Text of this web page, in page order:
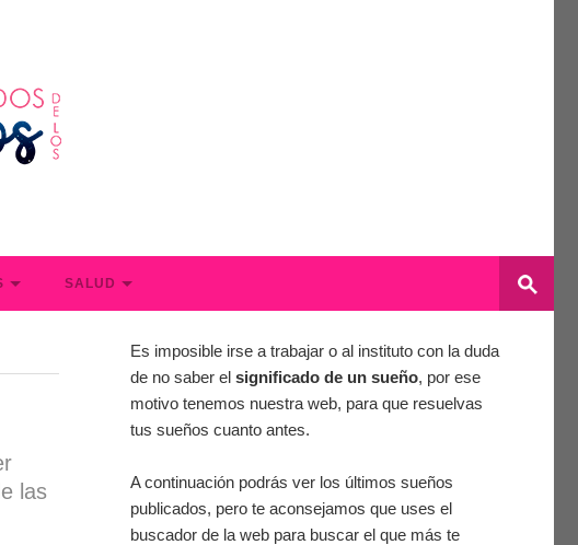
SALUD
las
Es imposible irse a trabajar o al instituto con la duda
de no saber el significado de un sueño, por ese
motivo tenemos nuestra web, para que resuelvas
tus sueños cuanto antes.
A continuación podrás ver los últimos sueños
publicados, pero te aconsejamos que uses el
buscador de la web para buscar el que más te